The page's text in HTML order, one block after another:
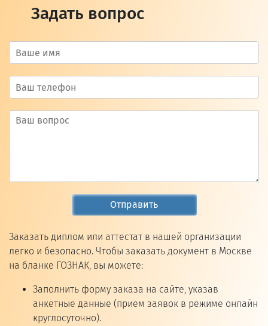
Задать вопрос
Отправить
Заказать диплом или аттестат в нашей организации
легко и безопасно. Чтобы заказать документ в Москве
на бланке ГОЗНАК, вы можете:
Заполнить форму заказа на сайте, указав
анкетные данные (прием заявок в режиме онлайн
круглосуточно).